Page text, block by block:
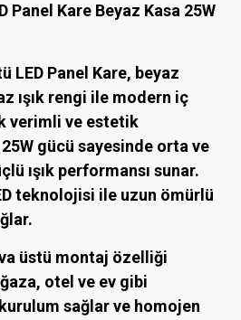
Panel Kare Beyaz Kasa 25W
LED Panel Kare, beyaz
ışık rengi ile modern iç
verimli ve estetik
gücü sayesinde orta ve
ışık performansı sunar.
teknolojisi ile uzun ömürlü
üstü montaj özelliği
otel ve ev gibi
sağlar ve homojen